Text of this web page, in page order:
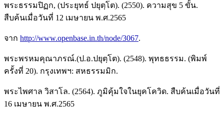
พระธรรมปิฏก, (ประยุทธ์ ปยุตฺโต). (2550). ความสุข 5 ขั้น.
สืบค้นเมื่อวันที่ 12 เมษายน พ.ศ.2565
จาก http://www.openbase.in.th/node/3067.
พระพรหมคุณาภรณ์.(ป.อ.ปยุตฺโต). (2548). พุทธธรรม. (พิมพ์
ครั้งที่ 20). กรุงเทพฯ: สหธรรมมิก.
พระไพศาล วิสาโล. (2564). ภูมิคุ้มใจในยุคโควิด. สืบค้นเมื่อวันที่
16 เมษายน พ.ศ.2565